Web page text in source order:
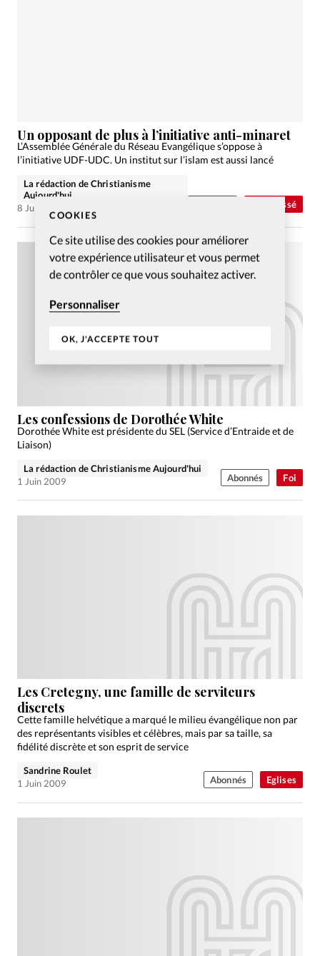
COOKIES
Ce site utilise des cookies pour améliorer
votre expérience utilisateur et vous permet
de contrôler ce que vous souhaitez activer.
Personnaliser
OK, J'ACCEPTE TOUT
Non classé
Un opposant de plus à l’initiative anti-minaret
L’Assemblée Générale du Réseau Evangélique s’oppose à
l’initiative UDF-UDC. Un institut sur l’islam est aussi lancé
La rédaction de Christianisme
Aujourd'hui
8 Juin 2009
Foi
Les confessions de Dorothée White
Dorothée White est présidente du SEL (Service d’Entraide et de
Liaison)
La rédaction de Christianisme Aujourd'hui
1 Juin 2009
Abonnés
Eglises
Les Cretegny, une famille de serviteurs
discrets
Cette famille helvétique a marqué le milieu évangélique non par
des représentants visibles et célèbres, mais par sa taille, sa
fidélité discrète et son esprit de service
Sandrine Roulet
1 Juin 2009
Abonnés